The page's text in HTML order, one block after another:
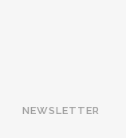
NEWSLETTER